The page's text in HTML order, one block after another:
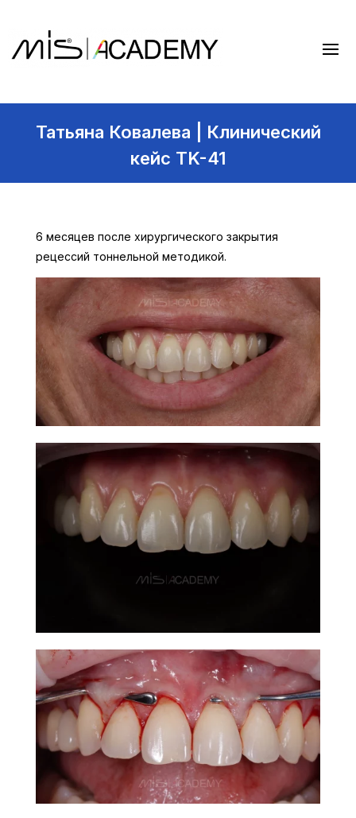
Татьяна Ковалева | Клинический
кейс TK-41
6 месяцев после хирургического закрытия
рецессий тоннельной методикой.